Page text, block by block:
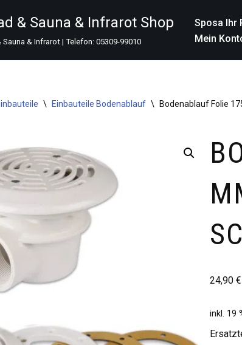
& Sauna & Infrarot Shop
& Infrarot | Telefon: 05309-99010
Sposa Ihr
Mein
\ Einbauteile Bodenablauf \ Bodenablauf Folie
24,90€
inkl. 19